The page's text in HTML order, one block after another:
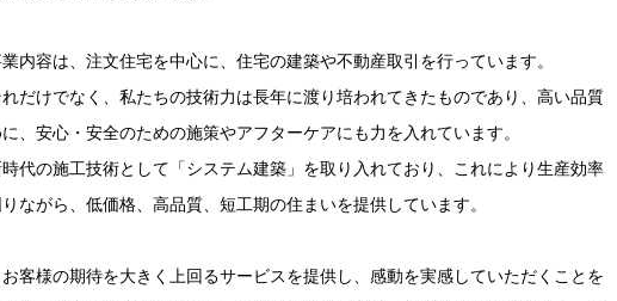
内容は、注文住宅を中心に、住宅の建築や不動産取引を行っています。
だけでなく、私たちの技術力は長年に渡り培われてきたものであり、高い品質
、安心・安全のための施策やアフターケアにも力を入れています。
代の施工技術として「システム建築」を取り入れており、これにより生産効率
ながら、低価格、高品質、短工期の住まいを提供しています。
客様の期待を大きく上回るサービスを提供し、感動を実感していただくことを